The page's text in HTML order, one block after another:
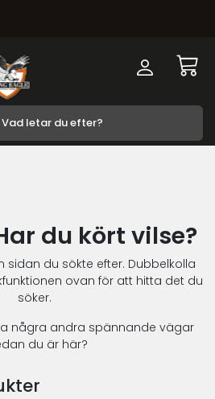
du kört vilse?
sidan du sökte efter. Dubbelkolla
ovan för att hitta det du
söker.
några andra spännande vägar
du är här?